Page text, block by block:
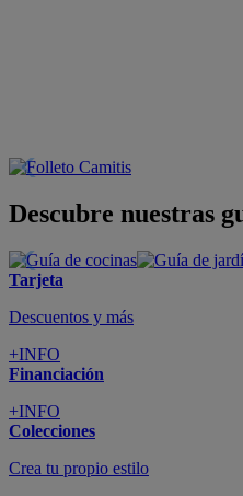
Descubre nuestras
Tarjeta
Descuentos y más
+INFO
Financiación
+INFO
Colecciones
Crea tu propio estilo